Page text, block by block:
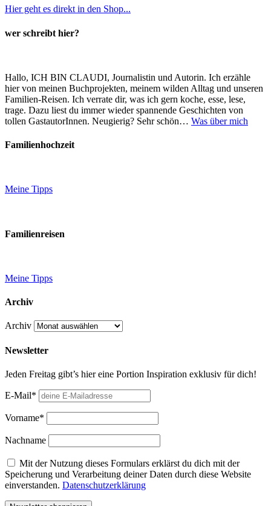
Hier geht es direkt in den Shop...
wer schreibt hier?
Hallo, ICH BIN CLAUDI, Journalistin und Autorin. Ich erzähle
hier von meinen Buchprojekten, meinem wilden Alltag und unseren
Familien-Reisen. Ich verrate dir, was ich gern koche, esse, lese,
trage. Dazu liest du immer wieder spannende Geschichten von
tollen GastautorInnen. Neugierig? Sehr schön… Was über mich
Familienhochzeit
Meine Tipps
Familienreisen
Meine Tipps
Archiv
Archiv
Newsletter
Jeden Freitag gibt’s hier eine Portion Inspiration exklusiv für dich!
E-Mail*
Vorname*
Nachname
Mit der Nutzung dieses Formulars erklärst du dich mit der
Speicherung und Verarbeitung deiner Daten durch diese Website
einverstanden. Datenschutzerklärung